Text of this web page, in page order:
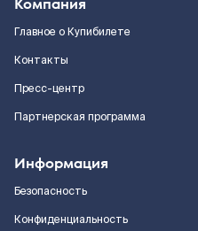
Главное о Купибилете
Контакты
Пресс-центр
Партнерская программа
Информация
Безопасность
Конфиденциальность